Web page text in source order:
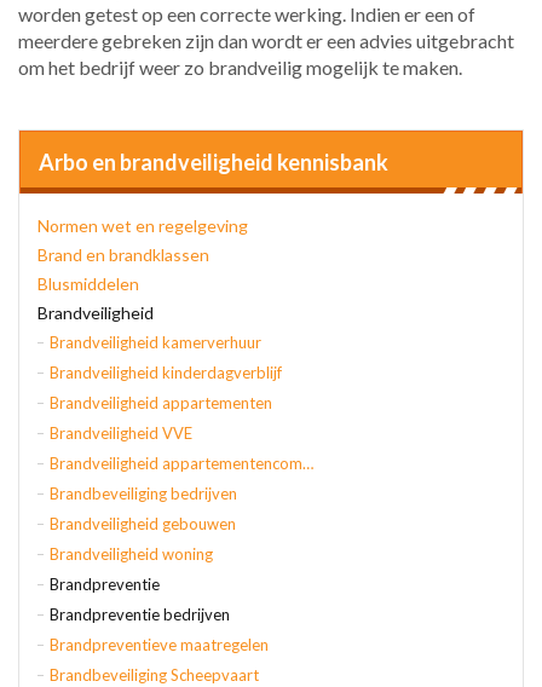
worden getest op een correcte werking. Indien er een of
meerdere gebreken zijn dan wordt er een advies uitgebracht
om het bedrijf weer zo brandveilig mogelijk te maken.
Arbo en brandveiligheid kennisbank
Normen wet en regelgeving
Brand en brandklassen
Blusmiddelen
Brandveiligheid
Brandveiligheid kamerverhuur
Brandveiligheid kinderdagverblijf
Brandveiligheid appartementen
Brandveiligheid VVE
Brandveiligheid appartementencomplex
Brandbeveiliging bedrijven
Brandveiligheid gebouwen
Brandveiligheid woning
Brandpreventie
Brandpreventie bedrijven
Brandpreventieve maatregelen
Brandbeveiliging Scheepvaart